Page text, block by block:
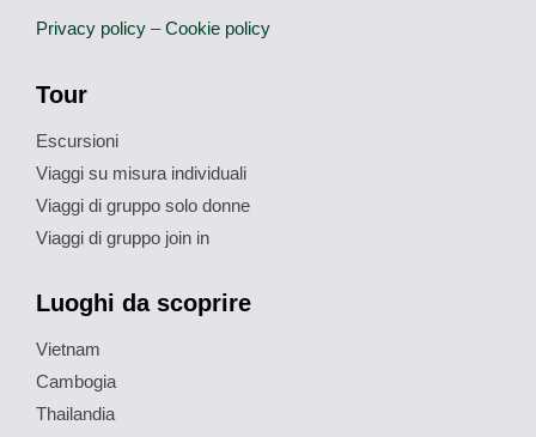
Privacy policy –Cookie policy
Tour
Escursioni
Viaggi su misura individuali
Viaggi di gruppo solo donne
Viaggi di gruppo join in
Luoghi da scoprire
Vietnam
Cambogia
Thailandia